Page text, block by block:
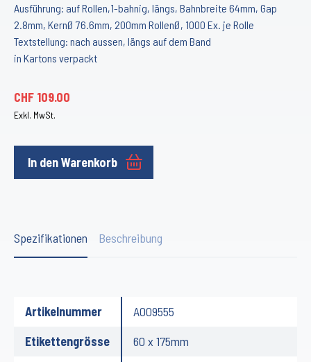
Ausführung: auf Rollen,1-bahnig, längs, Bahnbreite 64mm, Gap
2.8mm, KernØ 76.6mm, 200mm RollenØ, 1000 Ex. je Rolle
Textstellung: nach aussen, längs auf dem Band
in Kartons verpackt
CHF 109.00
Exkl. MwSt.
In den Warenkorb
Spezifikationen Beschreibung
Artikelnummer
A009555
Etikettengrösse
60 x 175mm